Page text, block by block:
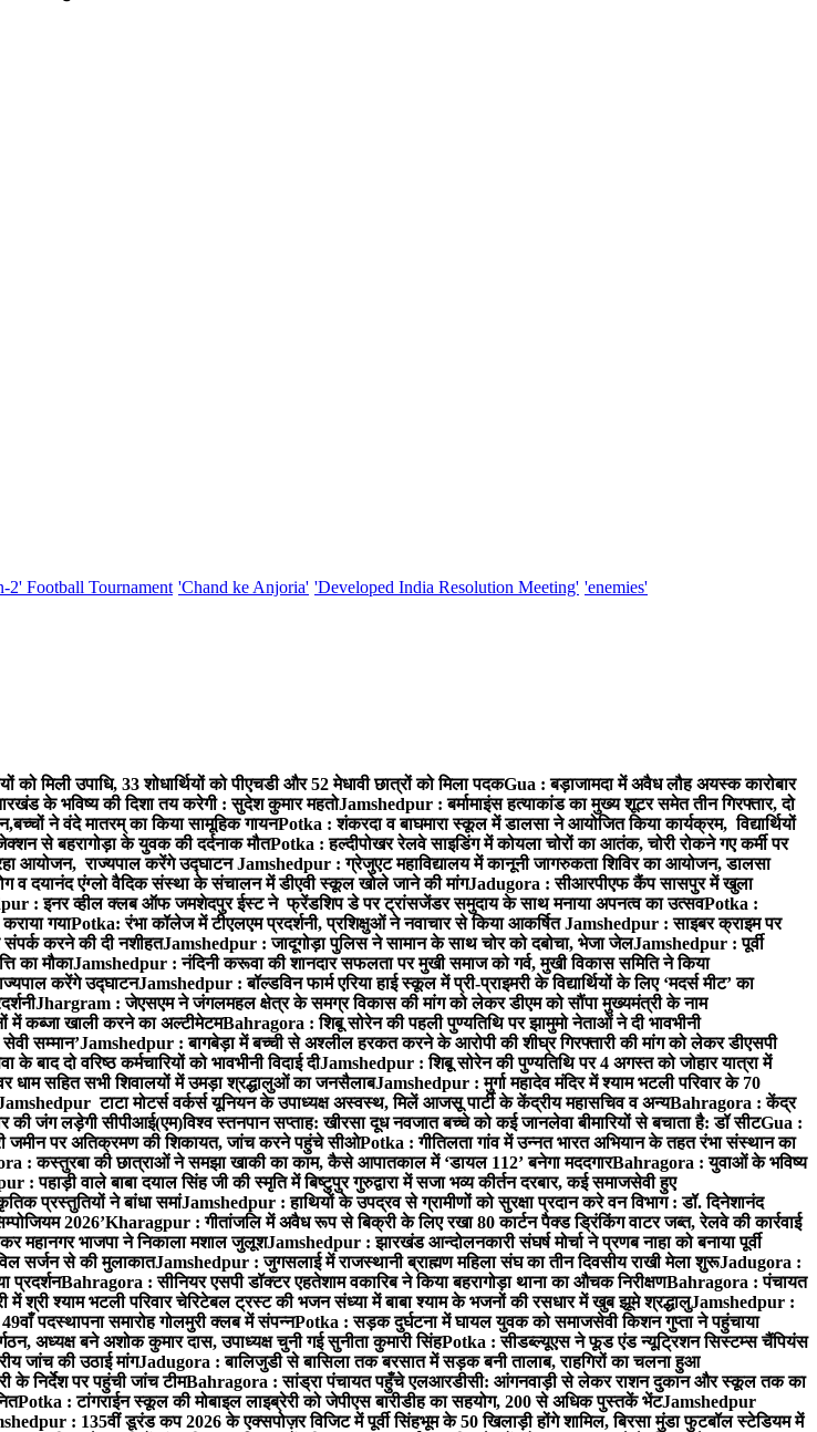
2' Football Tournament 'Chand ke Anjoria' 'Developed India Resolution Meeting' 'enemies'
मिली उपाधि, 33 शोधार्थियों को पीएचडी और 52 मेधावी छात्रों को मिला पदकGua : बड़ाजामदा में अवैध लौह अयस्क कारोबार
के भविष्य की दिशा तय करेगी : सुदेश कुमार महतोJamshedpur : बर्मामाइंस हत्याकांड का मुख्य शूटर समेत तीन गिरफ्तार, दो
ने वंदे मातरम् का किया सामूहिक गायनPotka : शंकरदा व बाघमारा स्कूल में डालसा ने आयोजित किया कार्यक्रम, विद्यार्थियों
से बहरागोड़ा के युवक की दर्दनाक मौतPotka : हल्दीपोखर रेलवे साइडिंग में कोयला चोरों का आतंक, चोरी रोकने गए कर्मी पर
आयोजन, राज्यपाल करेंगे उद्घाटनJamshedpur : ग्रेजुएट महाविद्यालय में कानूनी जागरुकता शिविर का आयोजन, डालसा
व दयानंद एंग्लो वैदिक संस्था के संचालन में डीएवी स्कूल खोले जाने की मांगJadugora : सीआरपीएफ कैंप सासपुर में खुला
: इनर व्हील क्लब ऑफ जमशेदपुर ईस्ट ने फ्रेंडशिप डे पर ट्रांसजेंडर समुदाय के साथ मनाया अपनत्व का उत्सवPotka :
गयाPotka: रंभा कॉलेज में टीएलएम प्रदर्शनी, प्रशिक्षुओं ने नवाचार से किया आकर्षितJamshedpur : साइबर क्राइम पर
करने की दी नशीहतJamshedpur : जादूगोड़ा पुलिस ने सामान के साथ चोर को दबोचा, भेजा जेलJamshedpur : पूर्वी
का मौकाJamshedpur : नंदिनी करूवा की शानदार सफलता पर मुखी समाज को गर्व, मुखी विकास समिति ने किया
करेंगे उद्घाटनJamshedpur : बॉल्डविन फार्म एरिया हाई स्कूल में प्री-प्राइमरी के विद्यार्थियों के लिए ‘मदर्स मीट’ का
Jhargram : जेएसएम ने जंगलमहल क्षेत्र के समग्र विकास की मांग को लेकर डीएम को सौंपा मुख्यमंत्री के नाम
में कब्जा खाली करने का अल्टीमेटमBahragora : शिबू सोरेन की पहली पुण्यतिथि पर झामुमो नेताओं ने दी भावभीनी
सम्मान’Jamshedpur : बागबेड़ा में बच्ची से अश्लील हरकत करने के आरोपी की शीघ्र गिरफ्तारी की मांग को लेकर डीएसपी
दो वरिष्ठ कर्मचारियों को भावभीनी विदाई दीJamshedpur : शिबू सोरेन की पुण्यतिथि पर 4 अगस्त को जोहार यात्रा में
धाम सहित सभी शिवालयों में उमड़ा श्रद्धालुओं का जनसैलाबJamshedpur : मुर्गा महादेव मंदिर में श्याम भटली परिवार के 70
टाटा मोटर्स वर्कर्स यूनियन के उपाध्यक्ष अस्वस्थ, मिलें आजसू पार्टी के केंद्रीय महासचिव व अन्यBahragora : केंद्र
की जंग लड़ेगी सीपीआई(एम)विश्व स्तनपान सप्ताह: खीरसा दूध नवजात बच्चे को कई जानलेवा बीमारियों से बचाता है: डॉ सीटGua :
जमीन पर अतिक्रमण की शिकायत, जांच करने पहुंचे सीओPotka : गीतिलता गांव में उन्नत भारत अभियान के तहत रंभा संस्थान का
: कस्तुरबा की छात्राओं ने समझा खाकी का काम, कैसे आपातकाल में ‘डायल 112’ बनेगा मददगारBahragora : युवाओं के भविष्य
: पहाड़ी वाले बाबा दयाल सिंह जी की स्मृति में बिष्टुपुर गुरुद्वारा में सजा भव्य कीर्तन दरबार, कई समाजसेवी हुए
प्रस्तुतियों ने बांधा समांJamshedpur : हाथियों के उपद्रव से ग्रामीणों को सुरक्षा प्रदान करे वन विभाग : डॉ. दिनेशानंद
2026’Kharagpur : गीतांजलि में अवैध रूप से बिक्री के लिए रखा 80 कार्टन पैक्ड ड्रिंकिंग वाटर जब्त, रेलवे की कार्रवाई
महानगर भाजपा ने निकाला मशाल जुलूशJamshedpur : झारखंड आन्दोलनकारी संघर्ष मोर्चा ने प्रणब नाहा को बनाया पूर्वी
सर्जन से की मुलाकातJamshedpur : जुगसलाई में राजस्थानी ब्राह्मण महिला संघ का तीन दिवसीय राखी मेला शुरूJadugora :
प्रदर्शनBahragora : सीनियर एसपी डॉक्टर एहतेशाम वकारिब ने किया बहरागोड़ा थाना का औचक निरीक्षणBahragora : पंचायत
में श्री श्याम भटली परिवार चेरिटेबल ट्रस्ट की भजन संध्या में बाबा श्याम के भजनों की रसधार में खुब झूमे श्रद्धालुJamshedpur :
पदस्थापना समारोह गोलमुरी क्लब में संपन्नPotka : सड़क दुर्घटना में घायल युवक को समाजसेवी किशन गुप्ता ने पहुंचाया
अध्यक्ष बने अशोक कुमार दास, उपाध्यक्ष चुनी गई सुनीता कुमारी सिंहPotka : सीडब्ल्यूएस ने फूड एंड न्यूट्रिशन सिस्टम्स चैंपियंस
जांच की उठाई मांगJadugora : बालिजुडी से बासिला तक बरसात में सड़क बनी तालाब, राहगिरों का चलना हुआ
के निर्देश पर पहुंची जांच टीमBahragora : सांड्रा पंचायत पहुँचे एलआरडीसी: आंगनवाड़ी से लेकर राशन दुकान और स्कूल तक का
Potka : टांगराईन स्कूल की मोबाइल लाइब्रेरी को जेपीएस बारीडीह का सहयोग, 200 से अधिक पुस्तकें भेंटJamshedpur
: 135वीं डूरंड कप 2026 के एक्सपोज़र विजिट में पूर्वी सिंहभूम के 50 खिलाड़ी होंगे शामिल, बिरसा मुंडा फुटबॉल स्टेडियम में